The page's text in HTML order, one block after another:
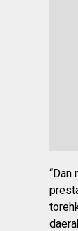
“Dan